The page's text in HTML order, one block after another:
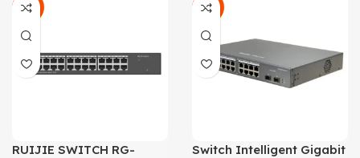
-21%
RUIJIE SWITCH RG-
-7%
Switch Intelligent Gigabit